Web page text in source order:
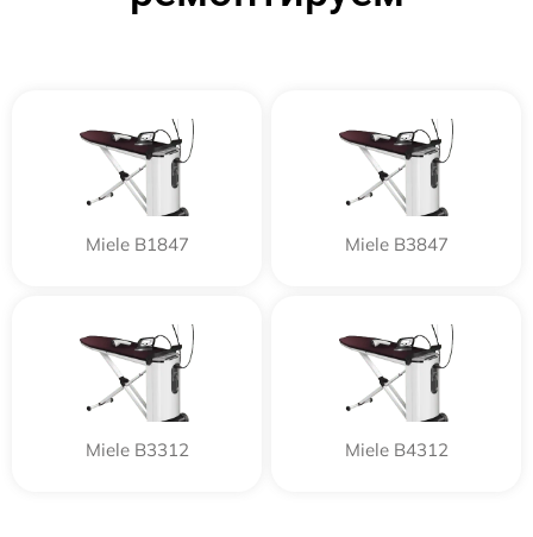
Miele B1847 Miele B3847
Miele B3312 Miele B4312